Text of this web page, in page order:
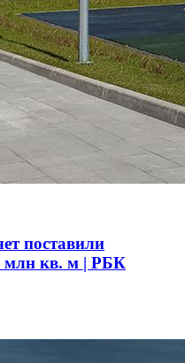
поставили
млн кв. м | РБК